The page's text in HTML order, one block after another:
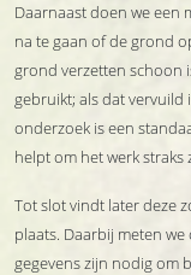
Daarnaast doen we een
na te gaan of de grond
grond verzetten schoon
gebruikt; als dat vervuild
onderzoek is een
helpt om het werk
Tot slot vindt later deze
plaats. Daarbij meten
gegevens zijn nodig om